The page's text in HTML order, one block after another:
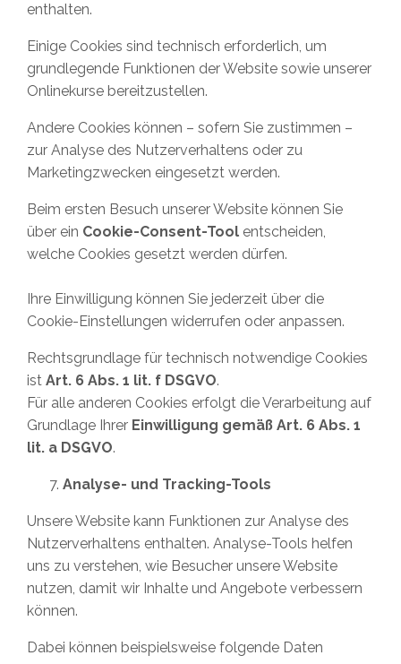
enthalten.
Einige Cookies sind technisch erforderlich, um
grundlegende Funktionen der Website sowie unserer
Onlinekurse bereitzustellen.
Andere Cookies können – sofern Sie zustimmen –
zur Analyse des Nutzerverhaltens oder zu
Marketingzwecken eingesetzt werden.
Beim ersten Besuch unserer Website können Sie
über ein Cookie-Consent-Tool entscheiden,
welche Cookies gesetzt werden dürfen.
Ihre Einwilligung können Sie jederzeit über die
Cookie-Einstellungen widerrufen oder anpassen.
Rechtsgrundlage für technisch notwendige Cookies
ist Art. 6 Abs. 1 lit. f DSGVO.
Für alle anderen Cookies erfolgt die Verarbeitung auf
Grundlage Ihrer Einwilligung gemäß Art. 6 Abs. 1
lit. a DSGVO.
Analyse- und Tracking-Tools
Unsere Website kann Funktionen zur Analyse des
Nutzerverhaltens enthalten. Analyse-Tools helfen
uns zu verstehen, wie Besucher unsere Website
nutzen, damit wir Inhalte und Angebote verbessern
können.
Dabei können beispielsweise folgende Daten